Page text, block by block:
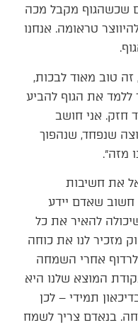
שכשהגוף מקבל מכה
טראומה. אנחנו
טוב מאוד לבכות,
את הגוף להביע
חזק. אני חושב
שנפחד, שנהפוך
מזה״.
את חשיבות
חשוב שאדם יידע
להאיר את כל
מזכיר לנו את כוחה
אחרי השמחה
המוצא שלנו היא
תמידי – לכן
בנאדם צריך לשמח